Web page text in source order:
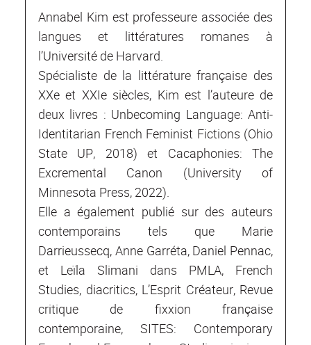
Annabel Kim est professeure associée des
langues et littératures romanes à
l’Université de Harvard.
Spécialiste de la littérature française des
XXe et XXIe siècles, Kim est l’auteure de
deux livres : Unbecoming Language: Anti-
Identitarian French Feminist Fictions (Ohio
State UP, 2018) et Cacaphonies: The
Excremental Canon (University of
Minnesota Press, 2022).
Elle a également publié sur des auteurs
contemporains tels que Marie
Darrieussecq, Anne Garréta, Daniel Pennac,
et Leïla Slimani dans PMLA, French
Studies, diacritics, L’Esprit Créateur, Revue
critique de fixxion française
contemporaine, SITES: Contemporary